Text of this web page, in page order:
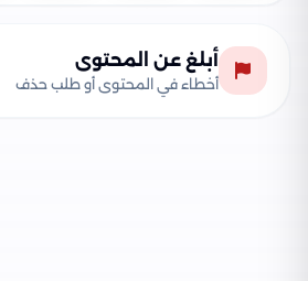
أبلغ عن المحتوى
أخطاء في المحتوى أو طلب حذف